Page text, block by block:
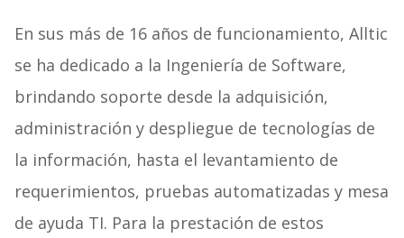
En sus más de 16 años de funcionamiento, Alltic
se ha dedicado a la Ingeniería de Software,
brindando soporte desde la adquisición,
administración y despliegue de tecnologías de
la información, hasta el levantamiento de
requerimientos, pruebas automatizadas y mesa
de ayuda TI. Para la prestación de estos